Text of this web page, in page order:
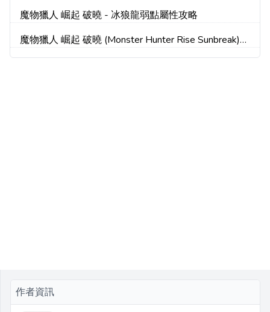
魔物獵人 崛起 破曉 - 冰狼龍弱點屬性攻略
魔物獵人 崛起 破曉 (Monster Hunter Rise Sunbreak)
DLC焰狐龍打法教學
作者資訊